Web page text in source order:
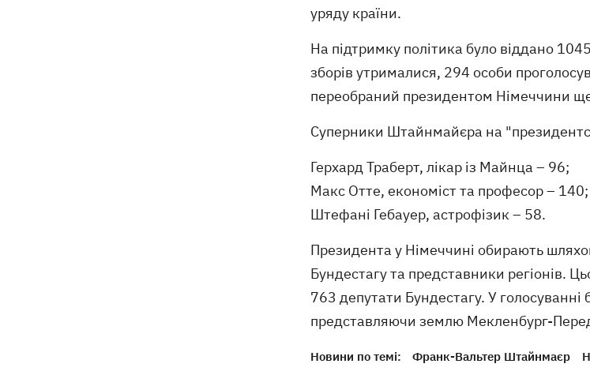
уряду країни.
На підтримку політика було віддано
зборів утрималися, 294 особи
переобраний президентом Німеччини
Суперники Штайнмайєра на
Герхард Траберт, лікар із Майнца – 96;
Макс Отте, економіст та професор – 140;
Штефані Гебауер, астрофізик – 58.
Президента у Німеччині обирають
Бундестагу та представники регіонів.
763 депутати Бундестагу. У
представляючи землю Мекленбург-
Новини по темі: Франк-Вальтер Штайнмаєр